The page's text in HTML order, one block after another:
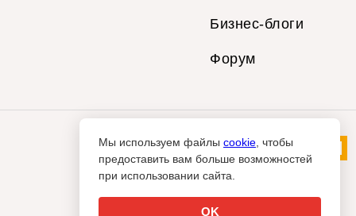
Бизнес-блоги
Форум
Мы используем файлы cookie , чтобы
предоставить вам больше возможностей
при использовании сайта.
OK